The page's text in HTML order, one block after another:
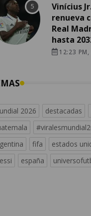
Vinícius
renueva
Real
hasta
12:23
2026 destacadas
fifa
estados
españa